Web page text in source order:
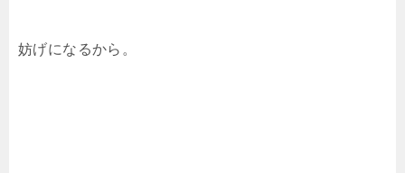
妨げになるから。